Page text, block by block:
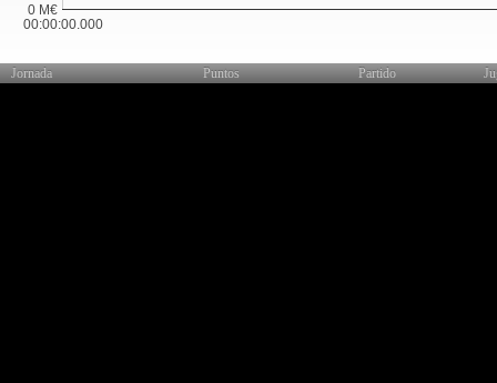
00:00:00.000
0 M€
Jornada Puntos Partido